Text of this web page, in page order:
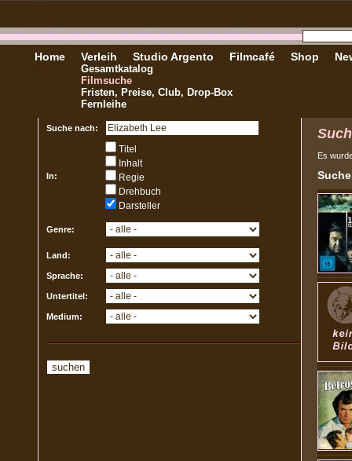
Home Verleih
Gesamtkatalog
Filmsuche
Fristen, Preise, Club, Drop-Box
Fernleihe
Studio Argento Filmcafé Shop
Suche nach:
In:
Titel
Inhalt
Regie
Drehbuch
Darsteller
Genre:
Land:
Sprache:
Untertitel:
Medium:
Es